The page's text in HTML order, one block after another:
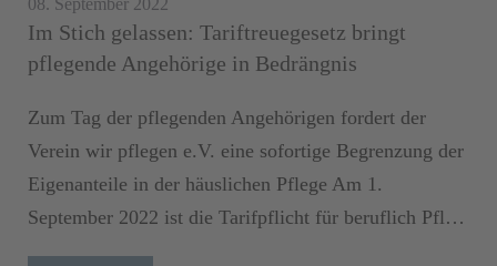
Im Stich gelassen: Tariftreuegesetz bringt
pflegende Angehörige in Bedrängnis
Zum Tag der pflegenden Angehörigen fordert der
Verein wir pflegen e.V. eine sofortige Begrenzung der
Eigenanteile in der häuslichen Pflege Am 1.
September 2022 ist die Tarifpflicht für beruflich Pfl…